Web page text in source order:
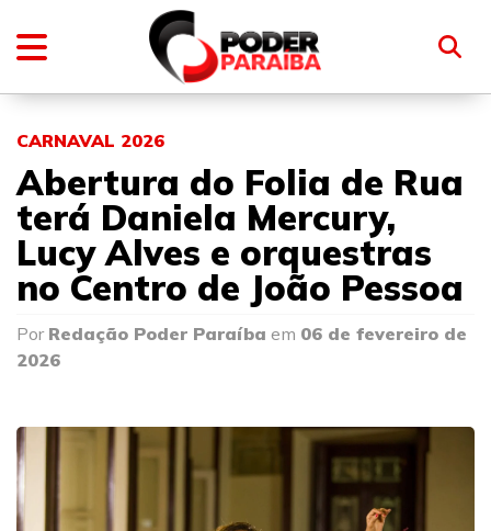
CARNAVAL 2026
Abertura do Folia de Rua
terá Daniela Mercury,
Lucy Alves e orquestras
no Centro de João Pessoa
Por Redação Poder Paraíba em 06 de fevereiro de
2026